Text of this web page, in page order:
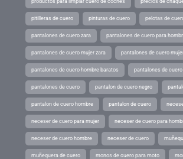
productos para limpiar cuero de coches precios de
pitilleras de cuero pinturas de cuero pelotas de
pantalones de cuero zara pantalones de cuero para
pantalones de cuero mujer zara pantalones de cuero
pantalones de cuero hombre baratos pantalones de
pantalones de cuero pantalon de cuero negro
pantalon de cuero hombre pantalon de cuero
neceser de cuero para mujer neceser de cuero para
neceser de cuero hombre neceser de cuero
muñequera de cuero monos de cuero para moto